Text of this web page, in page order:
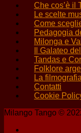
Che cos’è il
Le scelte
Come
Pedagogia
Milonga e
Il Galateo
Tandas e
Folklore
La
Contatti
Cookie
Milango Tango ©